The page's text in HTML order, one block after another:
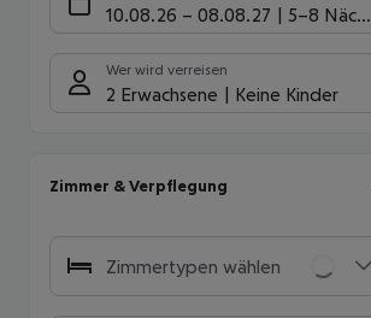
10.08.26 – 08.08.27 5-8 Nächte
Wer wird verreisen
2 Erwachsene Keine Kinder
Zimmer & Verpflegung
Zimmertypen wählen